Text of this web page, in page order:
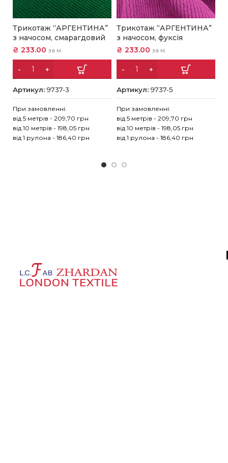
Трикотаж “АРГЕНТИНА”
з начосом, смарагдовий
₴ 233.00 за м.
Артикул:9737-3
При замовленні:
від 5 метрів - 209,70 грн
від 10 метрів - 198,05 грн
від 1 рулона - 186,40 грн
Трикотаж “АРГЕНТИНА”
з начосом, фуксія
₴ 233.00 за м.
Артикул: 9737-5
При замовленні:
від 5 метрів - 209,70 грн
від 10 метрів - 198,05 грн
від 1 рулона - 186,40 грн